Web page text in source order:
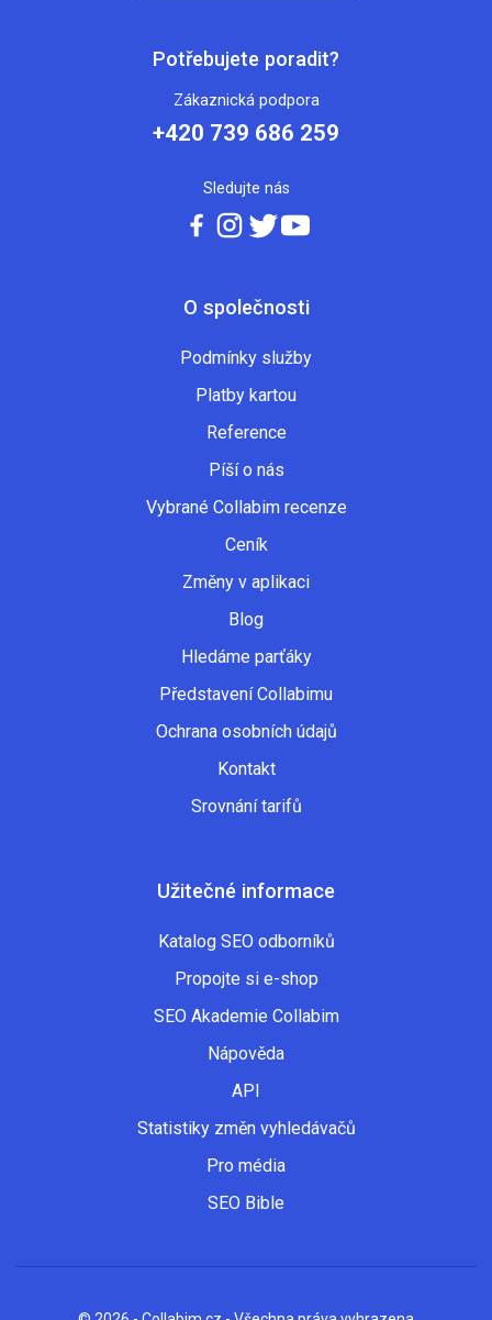
O společnosti
Podmínky služby
Platby kartou
Reference
Píší o nás
Vybrané Collabim recenze
Ceník
Změny v aplikaci
Blog
Hledáme parťáky
Představení Collabimu
Ochrana osobních údajů
Kontakt
Srovnání tarifů
Užitečné informace
Katalog SEO odborníků
Propojte si e-shop
SEO Akademie Collabim
Nápověda
API
Statistiky změn vyhledávačů
Pro média
SEO Bible
Potřebujete poradit?
Zákaznická podpora
+420 739 686 259
Sledujte nás